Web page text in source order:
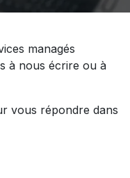
managés
à nous écrire ou à
vous répondre dans